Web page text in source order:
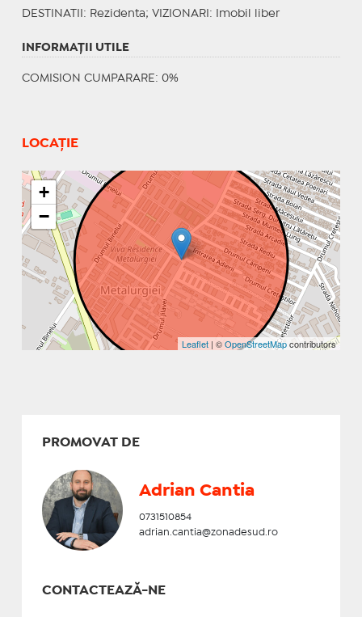
DESTINATII : Rezidenta; VIZIONARI : Imobil liber
INFORMAŢII UTILE
COMISION CUMPARARE: 0%
LOCAȚIE
+
−
Leaflet | ©OpenStreetMapcontributors
PROMOVAT DE
Adrian Cantia
0731510854
adrian.cantia@zonadesud.ro
CONTACTEAZĂ-NE